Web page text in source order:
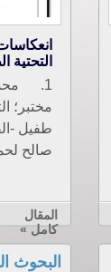
التحتية
1.
مختبر؛
صالح
المقال
كامل »
البحوث